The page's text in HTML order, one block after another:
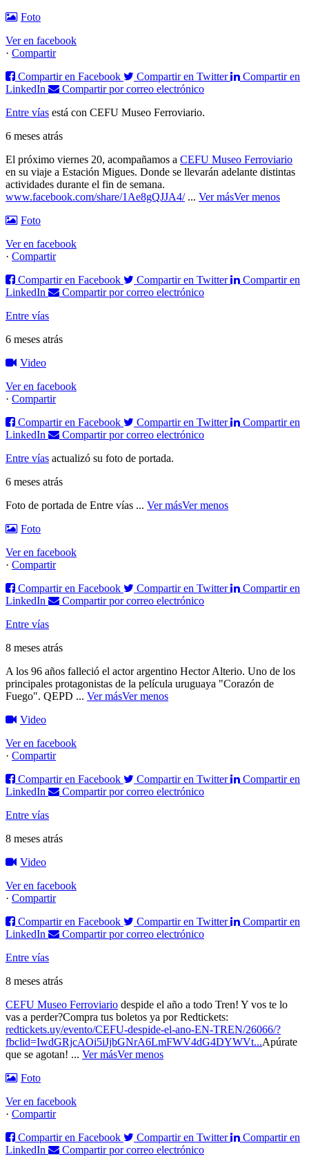
Foto
Ver en facebook
· Compartir
Compartir en Facebook
Compartir en Twitter
Compartir en
LinkedIn
Compartir por correo electrónico
Entre vías está con CEFU Museo Ferroviario.
6 meses atrás
El próximo viernes 20, acompañamos a CEFU Museo Ferroviario
en su viaje a Estación Migues. Donde se llevarán adelante distintas
actividades durante el fin de semana.
www.facebook.com/share/1Ae8gQJJA4/ ... Ver másVer menos
Foto
Ver en facebook
· Compartir
Compartir en Facebook
Compartir en Twitter
Compartir en
LinkedIn
Compartir por correo electrónico
Entre vías
6 meses atrás
Video
Ver en facebook
· Compartir
Compartir en Facebook
Compartir en Twitter
Compartir en
LinkedIn
Compartir por correo electrónico
Entre vías actualizó su foto de portada.
6 meses atrás
Foto de portada de Entre vías ... Ver másVer menos
Foto
Ver en facebook
· Compartir
Compartir en Facebook
Compartir en Twitter
Compartir en
LinkedIn
Compartir por correo electrónico
Entre vías
8 meses atrás
A los 96 años falleció el actor argentino Hector Alterio. Uno de los
principales protagonistas de la película uruguaya "Corazón de
Fuego". QEPD ... Ver másVer menos
Video
Ver en facebook
· Compartir
Compartir en Facebook
Compartir en Twitter
Compartir en
LinkedIn
Compartir por correo electrónico
Entre vías
8 meses atrás
Video
Ver en facebook
· Compartir
Compartir en Facebook
Compartir en Twitter
Compartir en
LinkedIn
Compartir por correo electrónico
Entre vías
8 meses atrás
CEFU Museo Ferroviario despide el año a todo Tren! Y vos te lo
vas a perder?Compra tus boletos ya por Redtickets:
redtickets.uy/evento/CEFU-despide-el-ano-EN-TREN/26066/?
fbclid=IwdGRjcAOi5iJjbGNrA6LmFWV4dG4DYWVt...Apúrate
que se agotan! ... Ver másVer menos
Foto
Ver en facebook
· Compartir
Compartir en Facebook
Compartir en Twitter
Compartir en
LinkedIn
Compartir por correo electrónico